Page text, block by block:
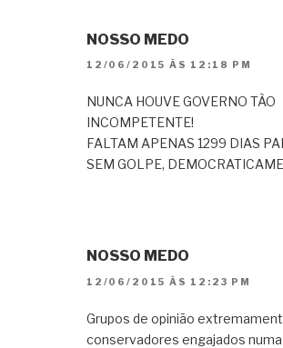
NOSSO MEDO
12/06/2015 ÀS 12:18 PM
NUNCA HOUVE GOVERNO TÀO
INCOMPETENTE!
FALTAM APENAS 1299 DIAS
SEM GOLPE,
NOSSO MEDO
12/06/2015 ÀS 12:23 PM
Grupos de opinião
conservadores engajados